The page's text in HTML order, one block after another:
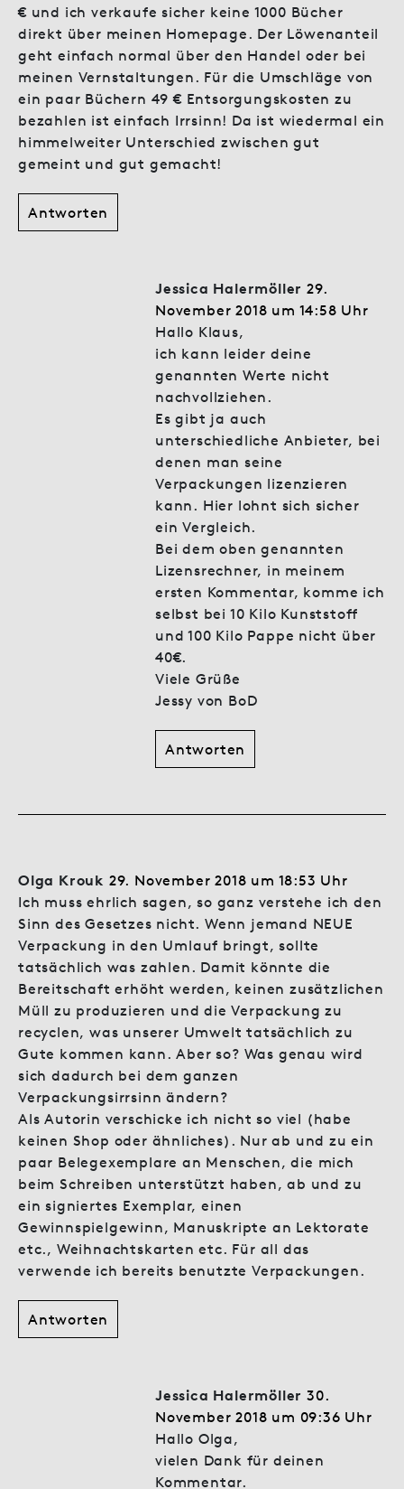
€ und ich verkaufe sicher keine 1000 Bücher
direkt über meinen Homepage. Der Löwenanteil
geht einfach normal über den Handel oder bei
meinen Vernstaltungen. Für die Umschläge von
ein paar Büchern 49 € Entsorgungskosten zu
bezahlen ist einfach Irrsinn! Da ist wiedermal ein
himmelweiter Unterschied zwischen gut
gemeint und gut gemacht!
Antworten
Jessica Halermöller 29.
November 2018 um 14:58 Uhr
Hallo Klaus,
ich kann leider deine
genannten Werte nicht
nachvollziehen.
Es gibt ja auch
unterschiedliche Anbieter, bei
denen man seine
Verpackungen lizenzieren
kann. Hier lohnt sich sicher
ein Vergleich.
Bei dem oben genannten
Lizensrechner, in meinem
ersten Kommentar, komme ich
selbst bei 10 Kilo Kunststoff
und 100 Kilo Pappe nicht über
40€.
Viele Grüße
Jessy von BoD
Antworten
Olga Krouk 29. November 2018 um 18:53 Uhr
Ich muss ehrlich sagen, so ganz verstehe ich den
Sinn des Gesetzes nicht. Wenn jemand NEUE
Verpackung in den Umlauf bringt, sollte
tatsächlich was zahlen. Damit könnte die
Bereitschaft erhöht werden, keinen zusätzlichen
Müll zu produzieren und die Verpackung zu
recyclen, was unserer Umwelt tatsächlich zu
Gute kommen kann. Aber so? Was genau wird
sich dadurch bei dem ganzen
Verpackungsirrsinn ändern?
Als Autorin verschicke ich nicht so viel (habe
keinen Shop oder ähnliches). Nur ab und zu ein
paar Belegexemplare an Menschen, die mich
beim Schreiben unterstützt haben, ab und zu
ein signiertes Exemplar, einen
Gewinnspielgewinn, Manuskripte an Lektorate
etc., Weihnachtskarten etc. Für all das
verwende ich bereits benutzte Verpackungen.
Antworten
Jessica Halermöller 30.
November 2018 um 09:36 Uhr
Hallo Olga,
vielen Dank für deinen
Kommentar.